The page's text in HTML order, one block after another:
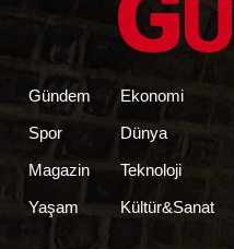
Gündem
Spor
Magazin
Yaşam
Ekonomi
Dünya
Teknoloji
Kültür&Sanat